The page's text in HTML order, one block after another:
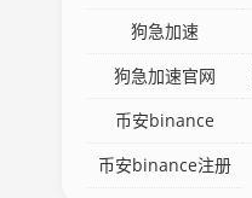
狗急加速
狗急加速官网
币安binance
币安binance注册